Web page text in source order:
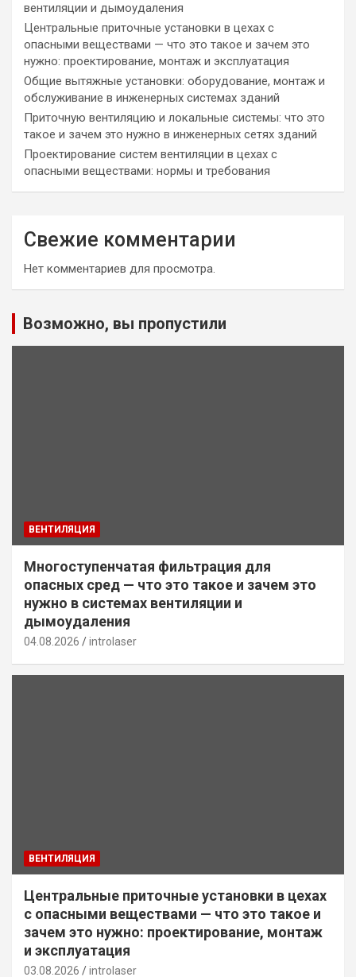
вентиляции и дымоудаления
Центральные приточные установки в цехах с
опасными веществами — что это такое и зачем это
нужно: проектирование, монтаж и эксплуатация
Общие вытяжные установки: оборудование, монтаж и
обслуживание в инженерных системах зданий
Приточную вентиляцию и локальные системы: что это
такое и зачем это нужно в инженерных сетях зданий
Проектирование систем вентиляции в цехах с
опасными веществами: нормы и требования
Свежие комментарии
Нет комментариев для просмотра.
Возможно, вы пропустили
ВЕНТИЛЯЦИЯ
Многоступенчатая фильтрация для
опасных сред — что это такое и зачем это
нужно в системах вентиляции и
дымоудаления
04.08.2026 introlaser
ВЕНТИЛЯЦИЯ
Центральные приточные установки в цехах
с опасными веществами — что это такое и
зачем это нужно: проектирование, монтаж
и эксплуатация
03.08.2026 introlaser